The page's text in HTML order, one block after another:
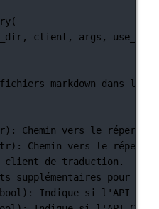
(
client, args,
markdown dans le
Chemin vers le
Chemin vers le
de traduction.
supplémentaires pour la
Indique si l'API